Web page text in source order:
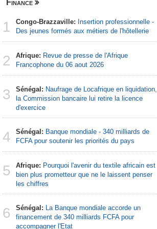
Finance
1 Congo-Brazzaville: Insertion professionnelle -
Des jeunes formés aux métiers de l'hôtellerie
2 Afrique: Revue de presse de l'Afrique
Francophone du 06 aout 2026
3 Sénégal: Naufrage de Locafrique en liquidation,
la Commission bancaire lui retire la licence
d'exercice
4 Sénégal: Banque mondiale - 340 milliards de
FCFA pour soutenir les priorités du pays
5 Afrique: Pourquoi l'avenir du textile africain est
bien plus prometteur que ne le laissent penser
les chiffres
6 Sénégal: La Banque mondiale accorde un
financement de 340 milliards FCFA pour
accompagner l'Etat